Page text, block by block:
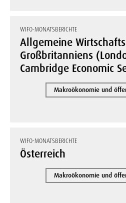
WIFO-MONATSBERICHTE
Allgemeine
Großbritanniens
Cambridge Economic
Makroökonomie und
WIFO-MONATSBERICHTE
Österreich
Makroökonomie und